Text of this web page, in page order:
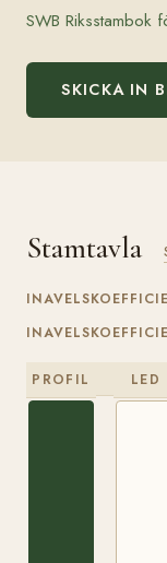
SWB Riksstambok
SKICKA IN
Stamtavla
PROFIL LED